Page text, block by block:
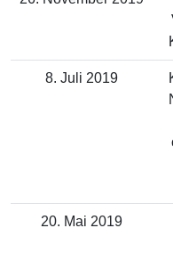
8. Juli 2019
20. Mai 2019